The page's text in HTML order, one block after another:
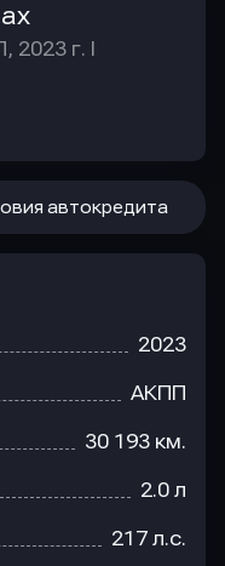
2023 г. I
автокредита
2023
АКПП
30 193 км.
2.0 л
217 л.с.